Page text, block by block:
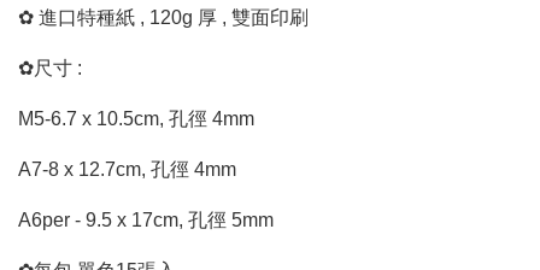
✿ 進口特種紙 , 120g 厚 , 雙面印刷
✿尺寸 :
M5-6.7 x 10.5cm, 孔徑 4mm
A7-8 x 12.7cm, 孔徑 4mm
A6per - 9.5 x 17cm, 孔徑 5mm